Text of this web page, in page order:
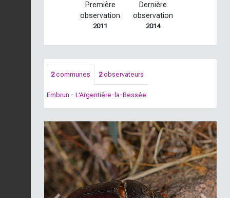
Première
observation
2011
Dernière
observation
2014
2communes 2observateurs
Embrun - L'Argentière-la-Bessée